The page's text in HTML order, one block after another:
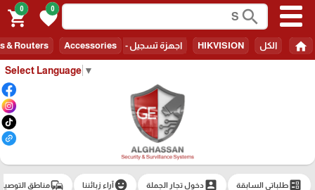
Select Language ▼
search
0
favorite
0
shopping_cart
home الكل HIKVISION اجهزة تسجيل - Recorders & Routers Accessories
ballotطلباتي السابقة account_boxدخول تجار الجملة emoji_emotionsآراء زبائننا commuteمناطق